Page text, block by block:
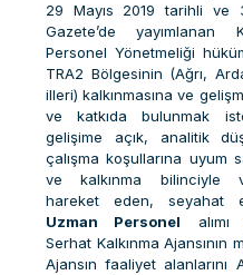
29 Mayıs 2019 tarihli ve
Gazete’de yayımlanan
Personel Yönetmeliği
TRA2 Bölgesinin (Ağrı,
illeri) kalkınmasına ve
ve katkıda bulunmak
gelişime açık, analitik
çalışma koşullarına uyum
ve kalkınma bilinciyle
hareket eden, seyahat
Uzman Personel alımı
Serhat Kalkınma Ajansının
Ajansın faaliyet alanlarını